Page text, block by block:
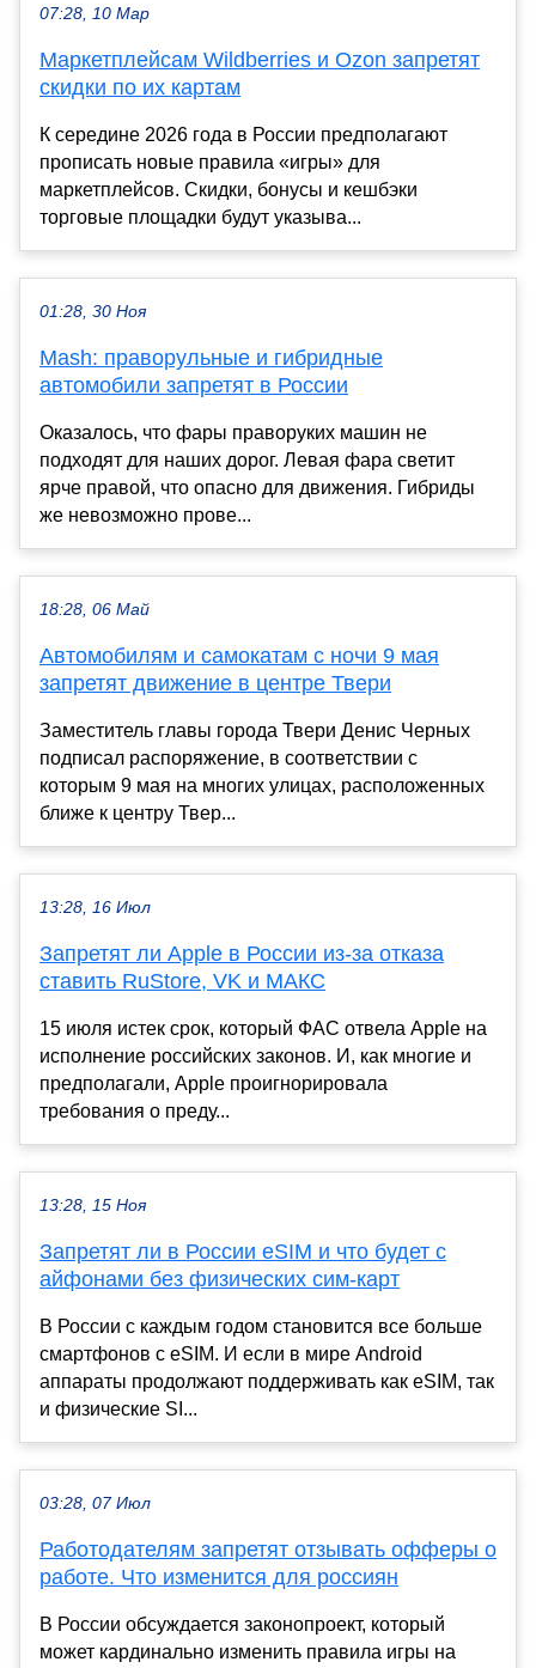
07:28, 10 Мар
Маркетплейсам Wildberries и Ozon запретят
скидки по их картам
К середине 2026 года в России предполагают
прописать новые правила «игры» для
маркетплейсов. Скидки, бонусы и кешбэки
торговые площадки будут указыва...
01:28, 30 Ноя
Mash: праворульные и гибридные
автомобили запретят в России
Оказалось, что фары праворуких машин не
подходят для наших дорог. Левая фара светит
ярче правой, что опасно для движения. Гибриды
же невозможно прове...
18:28, 06 Май
Автомобилям и самокатам с ночи 9 мая
запретят движение в центре Твери
Заместитель главы города Твери Денис Черных
подписал распоряжение, в соответствии с
которым 9 мая на многих улицах, расположенных
ближе к центру Твер...
13:28, 16 Июл
Запретят ли Apple в России из-за отказа
ставить RuStore, VK и МАКС
15 июля истек срок, который ФАС отвела Apple на
исполнение российских законов. И, как многие и
предполагали, Apple проигнорировала
требования о преду...
13:28, 15 Ноя
Запретят ли в России eSIM и что будет с
айфонами без физических сим-карт
В России с каждым годом становится все больше
смартфонов с eSIM. И если в мире Android
аппараты продолжают поддерживать как eSIM, так
и физические SI...
03:28, 07 Июл
Работодателям запретят отзывать офферы о
работе. Что изменится для россиян
В России обсуждается законопроект, который
может кардинально изменить правила игры на